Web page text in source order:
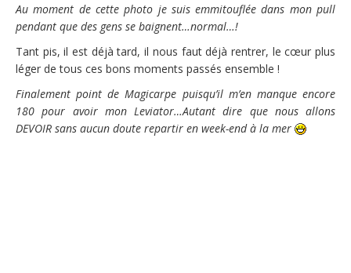
Au moment de cette photo je suis emmitouflée dans mon pull
pendant que des gens se baignent…normal…!
Tant pis, il est déjà tard, il nous faut déjà rentrer, le cœur plus
léger de tous ces bons moments passés ensemble !
Finalement point de Magicarpe puisqu’il m’en manque encore
180 pour avoir mon Leviator…Autant dire que nous allons
DEVOIR sans aucun doute repartir en week-end à la mer